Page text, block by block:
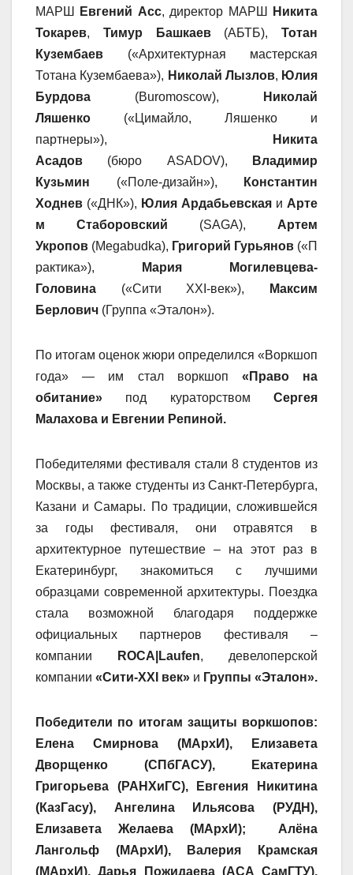
МАРШ
Евгений Асс, директор МАРШ
Никита
Токарев, Тимур Башкаев (АБТБ),
Тотан
Кузембаев
(«Архитектурная мастерская
Тотана Кузембаева»), Николай Лызлов, Юлия
Бурдова
(Buromoscow),
Николай
Ляшенко
(«Цимайло, Ляшенко и
партнеры»),
Никита
Асадов
(бюро ASADOV),
Владимир
Кузьмин
(«Поле-дизайн»),
Константин
Ходнев («ДНК»), Юлия Ардабьевская и Арте
м Стаборовский
(SAGA),
Артем
Укропов (Megabudka), Григорий Гурьянов («П
рактика»),
Мария Могилевцева-
Головина
(«Сити XXI-век»),
Максим
Берлович (Группа «Эталон»).
По итогам оценок жюри определился «Воркшоп
года» — им стал
воркшоп
«Право на
обитание»
под кураторством
Сергея
Малахова и Евгении Репиной.
Победителями фестиваля стали 8 студентов из
Москвы, а также студенты из Санкт-Петербурга,
Казани и Самары. По традиции, сложившейся
за годы фестиваля, они отравятся в
архитектурное путешествие – на этот раз в
Екатеринбург, знакомиться с лучшими
образцами современной архитектуры. Поездка
стала возможной благодаря поддержке
официальных партнеров фестиваля –
компании
ROCA Laufen, девелоперской
компании «Сити-XXI век» и Группы «Эталон».
Победители по итогам защиты воркшопов:
Елена Смирнова (МАрхИ), Елизавета
Дворщенко (СПбГАСУ), Екатерина
Григорьева (РАНХиГС), Евгения Никитина
(КазГасу), Ангелина Ильясова (РУДН),
Елизавета Желаева (МАрхИ); Алёна
Лангольф (МАрхИ), Валерия Крамская
(МАрхИ), Дарья Пожидаева (АСА СамГТУ),